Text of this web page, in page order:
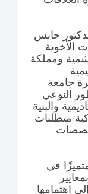
حابس
الأخوية
ومملكة
جامعة
النوعي
والبنية
متطلبات
في
اهتمامها